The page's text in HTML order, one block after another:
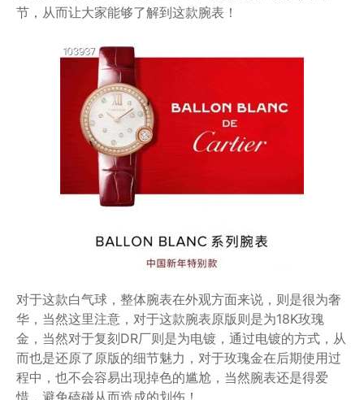
节，从而让大家能够了解到这款腕表！
对于这款白气球，整体腕表在外观方面来说，则是很为奢
华，当然这里注意，对于这款腕表原版则是为18K玫瑰
金，当然对于复刻DR厂则是为电镀，通过电镀的方式，从
而也是还原了原版的细节魅力，对于玫瑰金在后期使用过
程中，也不会容易出现掉色的尴尬，当然腕表还是得爱
惜，避免磕碰从而造成的划伤！